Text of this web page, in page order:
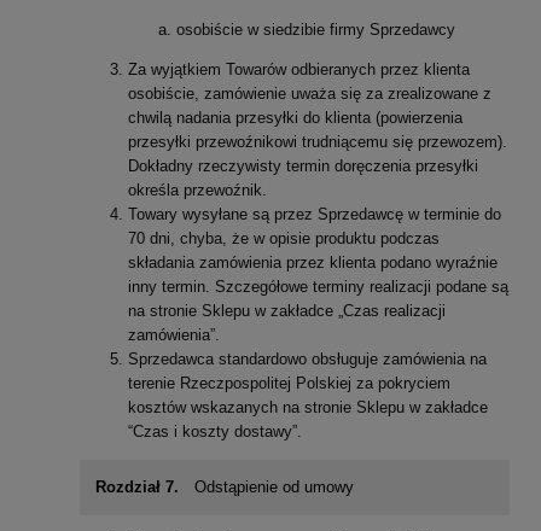
osobiście w siedzibie firmy Sprzedawcy
Za wyjątkiem Towarów odbieranych przez klienta
osobiście, zamówienie uważa się za zrealizowane z
chwilą nadania przesyłki do klienta (powierzenia
przesyłki przewoźnikowi trudniącemu się przewozem).
Dokładny rzeczywisty termin doręczenia przesyłki
określa przewoźnik.
Towary wysyłane są przez Sprzedawcę w terminie do
70 dni, chyba, że w opisie produktu podczas
składania zamówienia przez klienta podano wyraźnie
inny termin. Szczegółowe terminy realizacji podane są
na stronie Sklepu w zakładce „Czas realizacji
zamówienia”.
Sprzedawca standardowo obsługuje zamówienia na
terenie Rzeczpospolitej Polskiej za pokryciem
kosztów wskazanych na stronie Sklepu w zakładce
“Czas i koszty dostawy”.
Rozdział 7. Odstąpienie od umowy